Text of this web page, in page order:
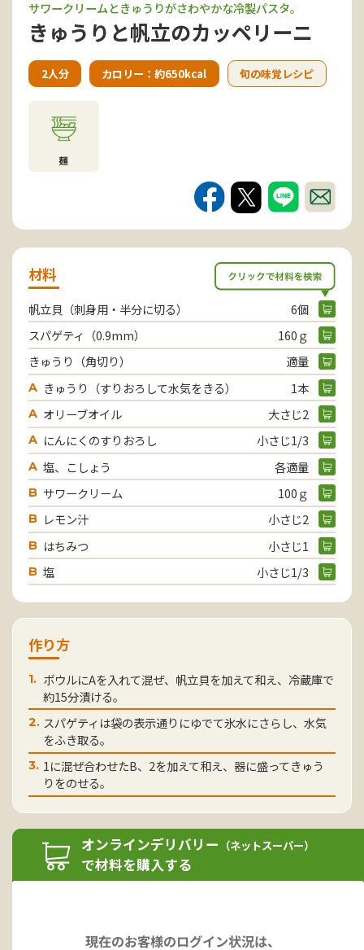
サワークリームときゅうりがさわやかな冷製パスタ。
きゅうりと帆立のカッペリーニ
2人分 カロリー：約650kcal 旬の味覚レシピ
麺
材料
帆立貝（刺身用・半分に切る）
6個
スパゲティ（0.9mm）
160ｇ
きゅうり（角切り）
適量
A きゅうり（すりおろして水気をきる） 1本
A オリーブオイル 大さじ2
A にんにくのすりおろし 小さじ1/3
A 塩、こしょう 各適量
B サワークリーム 100ｇ
B レモン汁 小さじ2
B はちみつ 小さじ1
B 塩 小さじ1/3
作り方
1. ボウルにAを入れて混ぜ、帆立貝を加えて和え、冷蔵庫で
約15分漬ける。
2. スパゲティは袋の表示通りにゆでて氷水にさらし、水気
をふき取る。
3. 1に混ぜ合わせたB、2を加えて和え、器に盛ってきゅう
りをのせる。
オンラインデリバリー （ネットスーパー）
で材料を購入する